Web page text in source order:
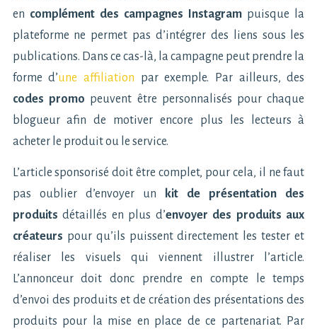
en complément des campagnes Instagram puisque la
plateforme ne permet pas d’intégrer des liens sous les
publications. Dans ce cas-là, la campagne peut prendre la
forme d’une affiliation par exemple. Par ailleurs, des
codes promo peuvent être personnalisés pour chaque
blogueur afin de motiver encore plus les lecteurs à
acheter le produit ou le service.
L’article sponsorisé doit être complet, pour cela, il ne faut
pas oublier d’envoyer un
kit de présentation des
produitsdétaillés en plus d’envoyer des produits aux
créateurs pour qu’ils puissent directement les tester et
réaliser les visuels qui viennent illustrer l’article.
L’annonceur doit donc prendre en compte le temps
d’envoi des produits et de création des présentations des
produits pour la mise en place de ce partenariat. Par